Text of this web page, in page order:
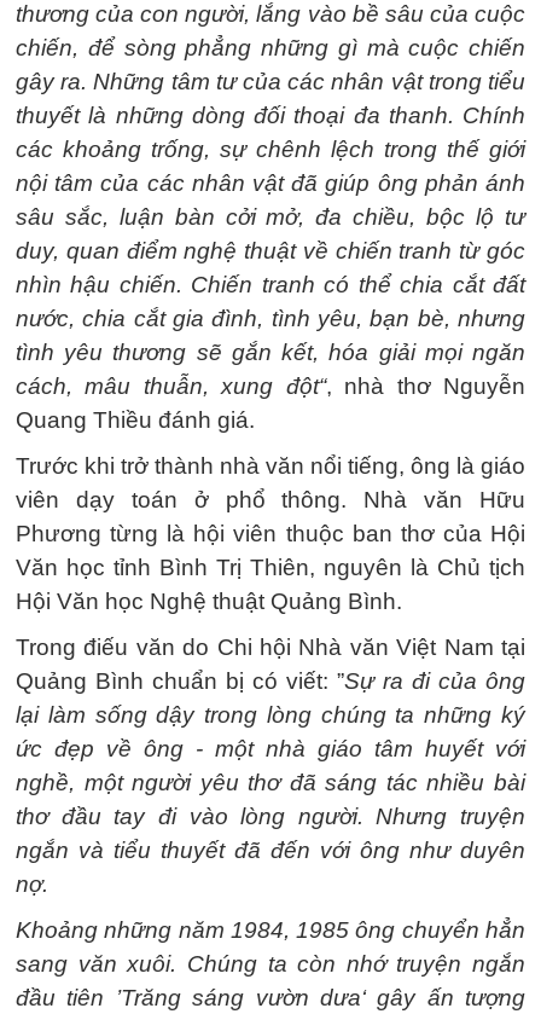
thương của con người, lắng vào bề sâu của cuộc
chiến, để sòng phẳng những gì mà cuộc chiến
gây ra. Những tâm tư của các nhân vật trong tiểu
thuyết là những dòng đối thoại đa thanh. Chính
các khoảng trống, sự chênh lệch trong thế giới
nội tâm của các nhân vật đã giúp ông phản ánh
sâu sắc, luận bàn cởi mở, đa chiều, bộc lộ tư
duy, quan điểm nghệ thuật về chiến tranh từ góc
nhìn hậu chiến. Chiến tranh có thể chia cắt đất
nước, chia cắt gia đình, tình yêu, bạn bè, nhưng
tình yêu thương sẽ gắn kết, hóa giải mọi ngăn
cách, mâu thuẫn, xung đột“, nhà thơ Nguyễn
Quang Thiều đánh giá.
Trước khi trở thành nhà văn nổi tiếng, ông là giáo
viên dạy toán ở phổ thông. Nhà văn Hữu
Phương từng là hội viên thuộc ban thơ của Hội
Văn học tỉnh Bình Trị Thiên, nguyên là Chủ tịch
Hội Văn học Nghệ thuật Quảng Bình.
Trong điếu văn do Chi hội Nhà văn Việt Nam tại
Quảng Bình chuẩn bị có viết: ”Sự ra đi của ông
lại làm sống dậy trong lòng chúng ta những ký
ức đẹp về ông - một nhà giáo tâm huyết với
nghề, một người yêu thơ đã sáng tác nhiều bài
thơ đầu tay đi vào lòng người. Nhưng truyện
ngắn và tiểu thuyết đã đến với ông như duyên
nợ.
Khoảng những năm 1984, 1985 ông chuyển hẳn
sang văn xuôi. Chúng ta còn nhớ truyện ngắn
đầu tiên ’Trăng sáng vườn dưa‘ gây ấn tượng